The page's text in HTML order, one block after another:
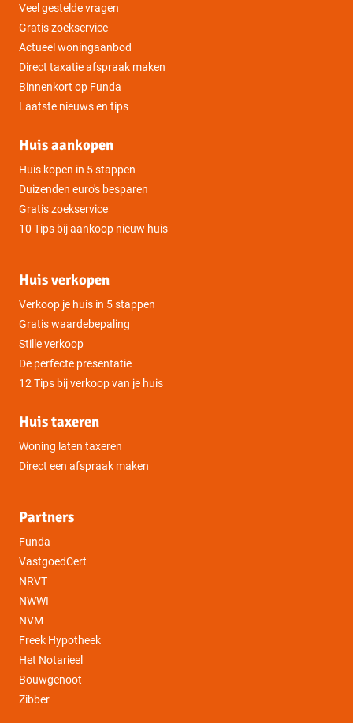
Veel gestelde vragen
Gratis zoekservice
Actueel woningaanbod
Direct taxatie afspraak maken
Binnenkort op Funda
Laatste nieuws en tips
Huis aankopen
Huis kopen in 5 stappen
Duizenden euro's besparen
Gratis zoekservice
10 Tips bij aankoop nieuw huis
Huis verkopen
Verkoop je huis in 5 stappen
Gratis waardebepaling
Stille verkoop
De perfecte presentatie
12 Tips bij verkoop van je huis
Huis taxeren
Woning laten taxeren
Direct een afspraak maken
Partners
Funda
VastgoedCert
NRVT
NWWI
NVM
Freek Hypotheek
Het Notarieel
Bouwgenoot
Zibber